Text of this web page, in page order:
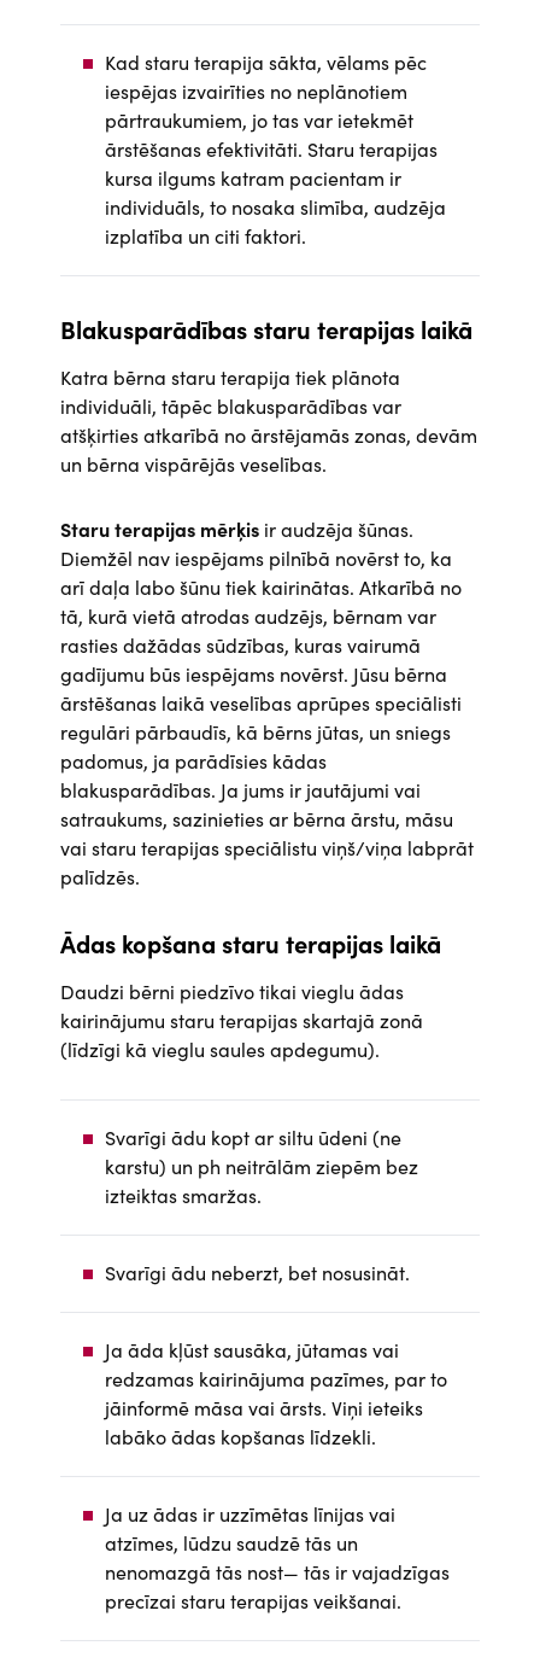
Kad staru terapija sākta, vēlams pēc
iespējas izvairīties no neplānotiem
pārtraukumiem, jo tas var ietekmēt
ārstēšanas efektivitāti. Staru terapijas
kursa ilgums katram pacientam ir
individuāls, to nosaka slimība, audzēja
izplatība un citi faktori.
Blakusparādības staru terapijas laikā
Katra bērna staru terapija tiek plānota
individuāli, tāpēc blakusparādības var
atšķirties atkarībā no ārstējamās zonas, devām
un bērna vispārējās veselības.
Staru terapijas mērķis ir audzēja šūnas.
Diemžēl nav iespējams pilnībā novērst to, ka
arī daļa labo šūnu tiek kairinātas. Atkarībā no
tā, kurā vietā atrodas audzējs, bērnam var
rasties dažādas sūdzības, kuras vairumā
gadījumu būs iespējams novērst. Jūsu bērna
ārstēšanas laikā veselības aprūpes speciālisti
regulāri pārbaudīs, kā bērns jūtas, un sniegs
padomus, ja parādīsies kādas
blakusparādības. Ja jums ir jautājumi vai
satraukums, sazinieties ar bērna ārstu, māsu
vai staru terapijas speciālistu viņš/viņa labprāt
palīdzēs.
Ādas kopšana staru terapijas laikā
Daudzi bērni piedzīvo tikai vieglu ādas
kairinājumu staru terapijas skartajā zonā
(līdzīgi kā vieglu saules apdegumu).
Svarīgi ādu kopt ar siltu ūdeni (ne
karstu) un ph neitrālām ziepēm bez
izteiktas smaržas.
Svarīgi ādu neberzt, bet nosusināt.
Ja āda kļūst sausāka, jūtamas vai
redzamas kairinājuma pazīmes, par to
jāinformē māsa vai ārsts. Viņi ieteiks
labāko ādas kopšanas līdzekli.
Ja uz ādas ir uzzīmētas līnijas vai
atzīmes, lūdzu saudzē tās un
nenomazgā tās nost— tās ir vajadzīgas
precīzai staru terapijas veikšanai.